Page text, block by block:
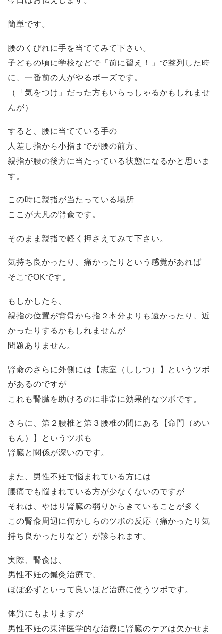
簡単です。
腰のくびれに手を当ててみて下さい。
子どもの頃に学校などで「前に習え！」で整列した時
に、一番前の人がやるポーズです。
（「気をつけ」だった方もいらっしゃるかもしれませ
んが）
すると、腰に当てている手の
人差し指から小指までが腰の前方、
親指が腰の後方に当たっている状態になるかと思いま
す。
この時に親指が当たっている場所
ここが大凡の腎兪です。
そのまま親指で軽く押さえてみて下さい。
気持ち良かったり、痛かったりという感覚があれば
そこでOKです。
もしかしたら、
親指の位置が背骨から指２本分よりも遠かったり、近
かったりするかもしれませんが
問題ありません。
腎兪のさらに外側には【志室（ししつ）】というツボ
があるのですが
これも腎臓を助けるのに非常に効果的なツボです。
さらに、第２腰椎と第３腰椎の間にある【命門（めい
もん）】というツボも
腎臓と関係が深いのです。
また、男性不妊で悩まれている方には
腰痛でも悩まれている方が少なくないのですが
それは、やはり腎臓の弱りからきていることが多く
この腎兪周辺に何かしらのツボの反応（痛かったり気
持ち良かったりなど）が診られます。
実際、腎兪は、
男性不妊の鍼灸治療で、
ほぼ必ずといって良いほど治療に使うツボです。
体質にもよりますが
男性不妊の東洋医学的な治療に腎臓のケアは欠かせま